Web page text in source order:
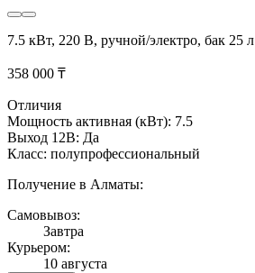
7.5 кВт, 220 В, ручной/электро, бак 25 л
358 000 ₸
Отличия
Мощность активная (кВт): 7.5
Выход 12В: Да
Класс: полупрофессиональный
Получение в Алматы:
Самовывоз:
Завтра
Курьером:
10 августа